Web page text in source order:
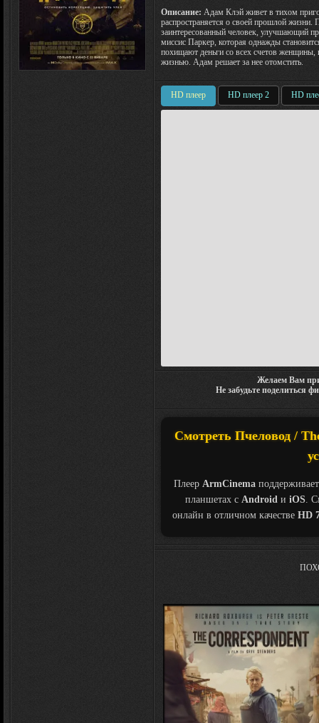
Описание: Адам Клэй живет в тихом
распространяется о своей прошлой жизни.
заинтересованный человек, улучшающий
миссис Паркер, которая однажды
похищают деньги со всех счетов женщины,
жизнью. Адам решает за нее отомстить.
HD плеер HD плеер 2 HD
Желаем Вам
Не забудьте поделиться
Смотреть Пчеловод /
Плеер ArmCinema
планшетах с Androidи iOS.
онлайн в отличном качестве HD